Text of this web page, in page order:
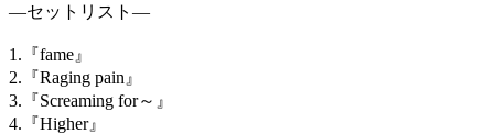
―セットリスト―
1. 『fame 』
2. 『Raging pain 』
3. 『Screaming for～』
4. 『Higher』